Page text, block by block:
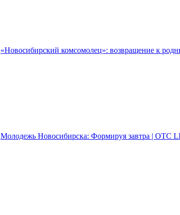
«Новосибирский комсомолец»: возвращение к
Молодежь Новосибирска: Формируя завтра | ОТС